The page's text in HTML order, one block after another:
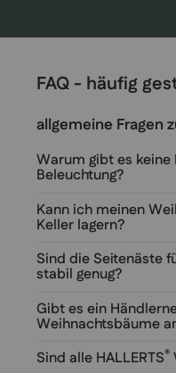
FAQ - häufig
allgemeine Fragen
Warum gibt es keine
Beleuchtung?
Kann ich meinen
Keller lagern?
Sind die Seitenäste
stabil genug?
Gibt es ein
Weihnachtsbäume
Sind alle HALLERTS®